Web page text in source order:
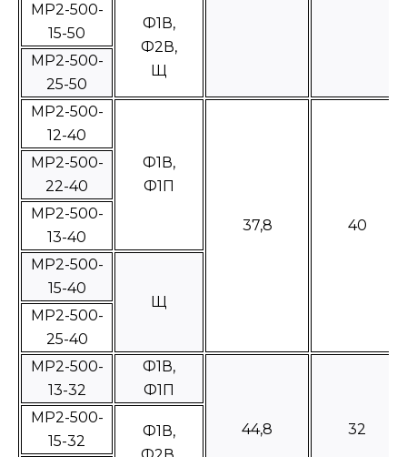
МР2-500-
15-50
Ф1В,
Ф2В,
Щ
МР2-500-
25-50
МР2-500-
12-40
Ф1В,
Ф1П
37,8 40
MP2-500-
22-40
МР2-500-
13-40
МР2-500-
15-40
Щ
МР2-500-
25-40
МР2-500-
13-32
Ф1В,
Ф1П
44,8 32
МР2-500-
15-32
Ф1В,